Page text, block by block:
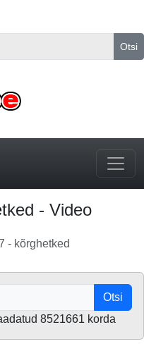
Otsi
- Video
- kõrghetked
Otsi
8521661 korda